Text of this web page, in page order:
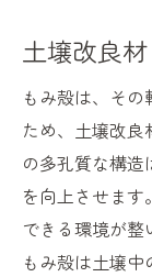
土壌改良
もみ殻は、そ
ため、土壌改
の多孔質な構
を向上させま
できる環境が整
もみ殻は土壌